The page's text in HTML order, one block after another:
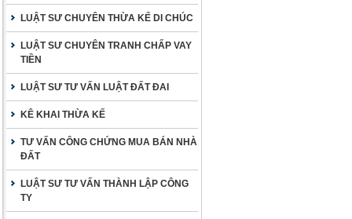
LUẬT SƯ CHUYÊN THỪA KẾ DI CHÚC
LUẬT SƯ CHUYÊN TRANH CHẤP VAY
TIỀN
LUẬT SƯ TƯ VẤN LUẬT ĐẤT ĐAI
KÊ KHAI THỪA KẾ
TƯ VẤN CÔNG CHỨNG MUA BÁN NHÀ
ĐẤT
LUẬT SƯ TƯ VẤN THÀNH LẬP CÔNG
TY